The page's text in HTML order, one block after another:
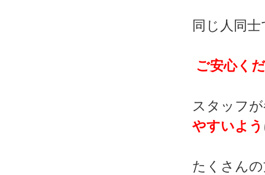
同じ人同
ご安心く
スタッフ
やすいよう
たくさん